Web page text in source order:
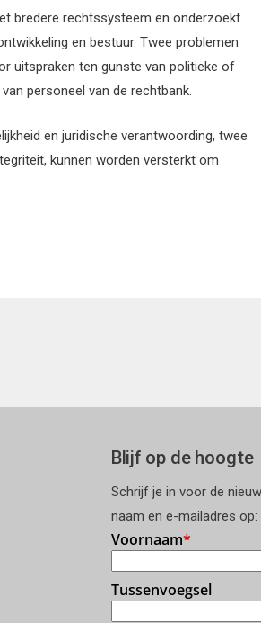
bredere rechtssysteem en onderzoekt
en bestuur. Twee problemen
uitspraken ten gunste van politieke of
personeel van de rechtbank.
en juridische verantwoording, twee
kunnen worden versterkt om
Blijf op de hoogte
Schrijf je in voor de
naam en e-mailadres op: